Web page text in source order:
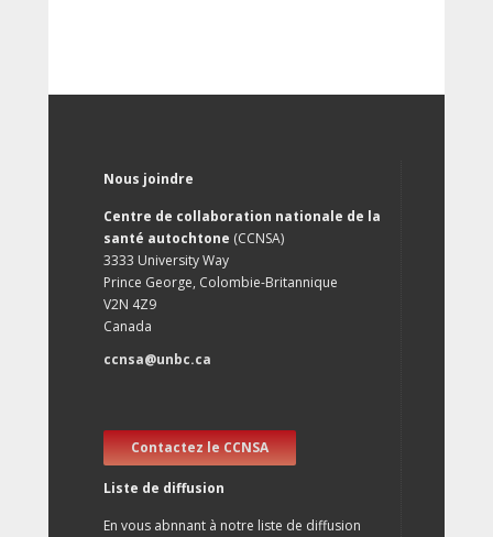
Nous joindre
Centre de collaboration nationale de la
santé autochtone (CCNSA)
3333 University Way
Prince George, Colombie-Britannique
V2N 4Z9
Canada
ccnsa@unbc.ca
Contactez le CCNSA
Liste de diffusion
En vous abnnant à notre liste de diffusion